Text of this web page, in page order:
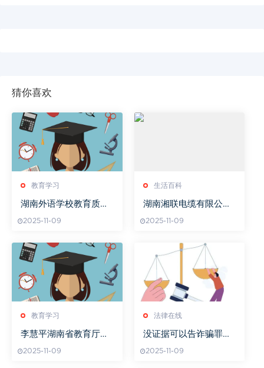
猜你喜欢
教育学习
湖南外语学校教育质量
2025-11-09
生活百科
湖南湘联电缆有限公司,
业实力解析
2025-11-09
教育学习
李慧平湖南省教育厅简
2025-11-09
法律在线
没证据可以告诈骗罪
2025-11-09